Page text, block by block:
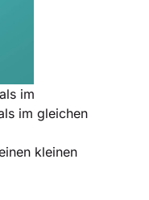
im
im gleichen
kleinen